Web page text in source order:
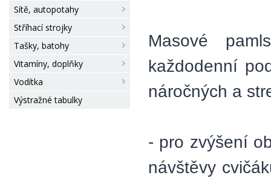
Sítě, autopotahy
Stříhací strojky
Tašky, batohy
Vitamíny, doplňky
Vodítka
Výstražné tabulky
Masové
každodenní
náročných a
- pro zvýšení
návštěvy